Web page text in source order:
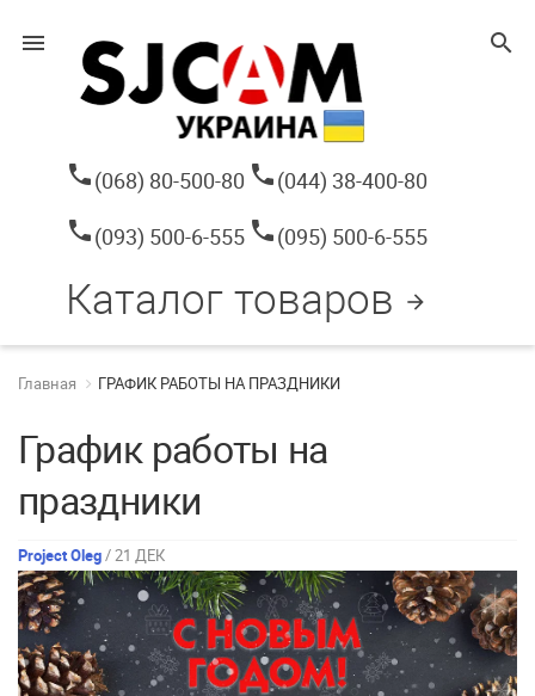
menu
phone(068) 80-500-80 phone(044) 38-400-80
phone(093) 500-6-555 phone(095) 500-6-555
search
Каталог товаров arrow_forward
Главная ГРАФИК РАБОТЫ НА ПРАЗДНИКИ
График работы на
праздники
Project Oleg/ 21 ДЕК